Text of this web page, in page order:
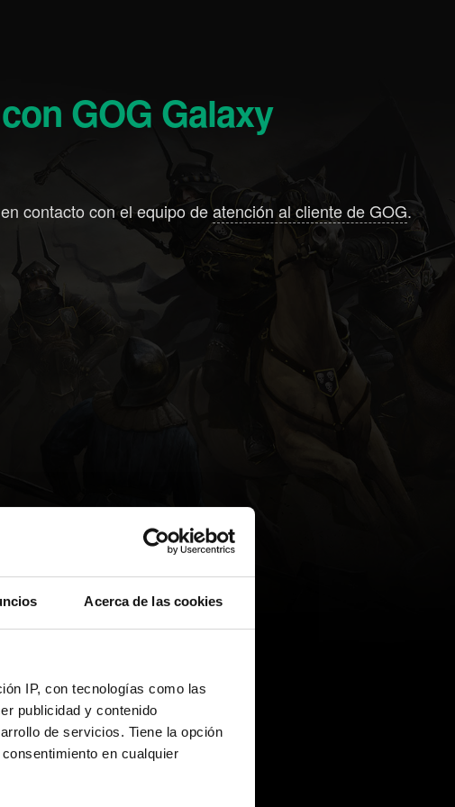
Acerca de las cookies
IP, con tecnologías como las
publicidad y contenido
de servicios. Tiene la opción
en cualquier
GOG Galaxy
contacto con el equipo deatención al cliente de GOG.